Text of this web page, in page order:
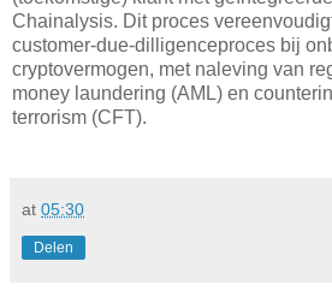
Chainalysis. Dit proces
customer-due-dilligenceproces bij
cryptovermogen, met naleving van
money laundering (AML) en
terrorism (CFT).
at 05:30
Delen